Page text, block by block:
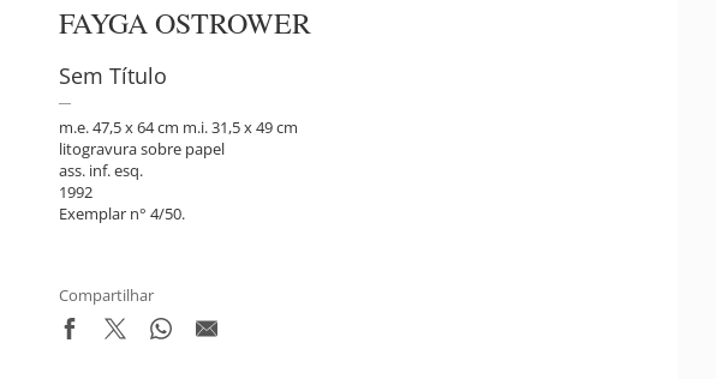
FAYGA OSTROWER
Sem Título
m.e. 47,5 x 64 cm m.i. 31,5 x 49 cm
litogravura sobre papel
ass. inf. esq.
1992
Exemplar n° 4/50.
Compartilhar